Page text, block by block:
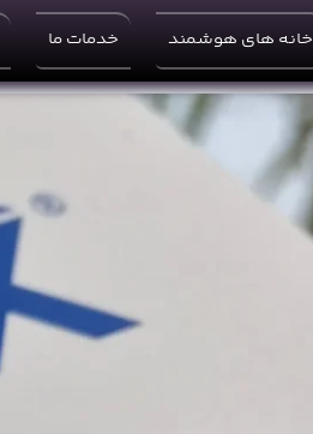
خانه های هوشمند خدمات ما